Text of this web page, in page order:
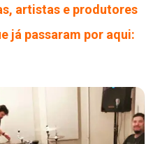
artistas e produtores
já passaram por aqui: